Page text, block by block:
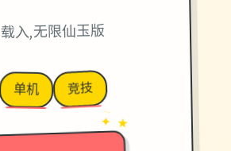
载入,无限仙玉版
单机 竞技
→
✦ ★